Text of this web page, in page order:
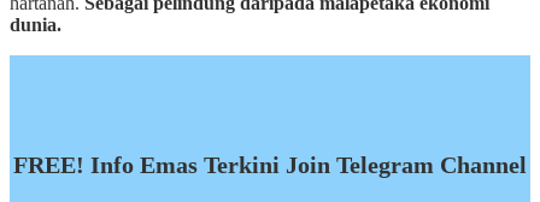
dunia.
FREE! Info Emas Terkini Join Telegram Channel